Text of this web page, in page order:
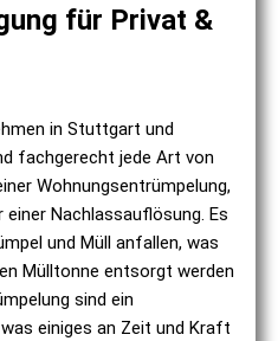
für Privat &
in Stuttgart und
fachgerecht jede Art von
Wohnungsentrümpelung,
Nachlassauflösung. Es
und Müll anfallen, was
Mülltonne entsorgt werden
sind ein
einiges an Zeit und Kraft